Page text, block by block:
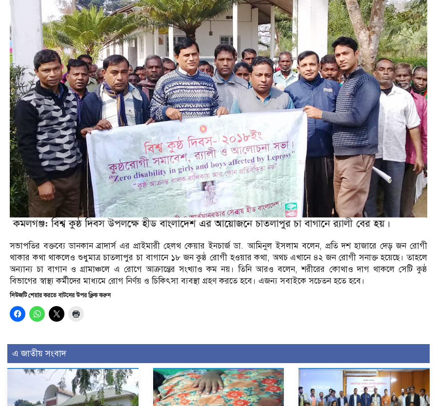
সভাপতির বক্তব্যে ডানকান ব্রাদার্স এর প্রাইমারী হেলথ কেয়ার ইনচার্জ ডা. আমিনুল ইসলাম বলেন, প্রতি দশ হাজারে দেড় জন রোগী
থাকার কথা থাকলেও শুধুমাত্র চাতলাপুর চা বাগানে ১৮ জন কুষ্ঠ রোগী হওয়ার কথা, অথচ এখানে ৪২ জন রোগী সনাক্ত হয়েছে। তাহলে
অন্যান্য চা বাগান ও গ্রামাঞ্চলে এ রোগে আক্রান্তের সংখ্যাও কম নয়। তিনি আরও বলেন, শরীরের কোথাও দাগ থাকলে সেটি কুষ্ঠ
বিভাগের স্বাস্থ্য কর্মীদের মাধ্যমে রোগ নির্ণয় ও চিকিৎসা ব্যবস্থা গ্রহণ করতে হবে। এজন্য সবাইকে সচেতন হতে হবে।
নিউজটি শেয়ার করতে বাটনের উপর ক্লিক করুন
এ জাতীয় সংবাদ